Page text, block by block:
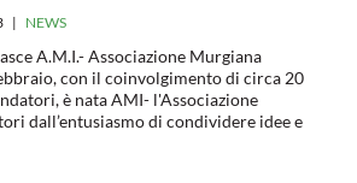
| NEWS
A.M.I.- Associazione Murgiana
con il coinvolgimento di circa 20
è nata AMI- l'Associazione
dall’entusiasmo di condividere idee e